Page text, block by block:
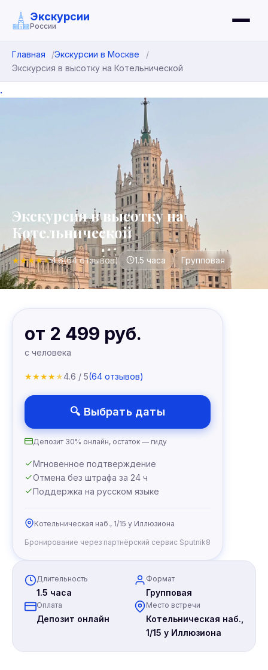
Экскурсии
России
Главная
Экскурсии в Москве
Экскурсия в высотку на Котельнической
.
Экскурсия в высотку на
Котельнической
★★★★★4.6(64 отзывов) 1.5 часа Групповая
Длительность
1.5 часа
Формат
Групповая
Оплата
Депозит онлайн
Место встречи
Котельническая наб.,
1/15 у Иллюзиона
от 2 499 руб.
с человека
★★★★★4.6 / 5(64 отзывов)
🔍 Выбрать даты
Депозит 30% онлайн, остаток — гиду
Мгновенное подтверждение
Отмена без штрафа за 24 ч
Поддержка на русском языке
Котельническая наб., 1/15 у Иллюзиона
Бронирование через партнёрский сервис Sputnik8